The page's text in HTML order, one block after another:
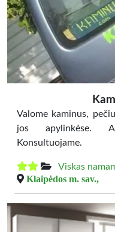
Valome kaminus,
jos apylinkėse.
Konsultuojame.
Viskas
Klaipėdos m. sav.,